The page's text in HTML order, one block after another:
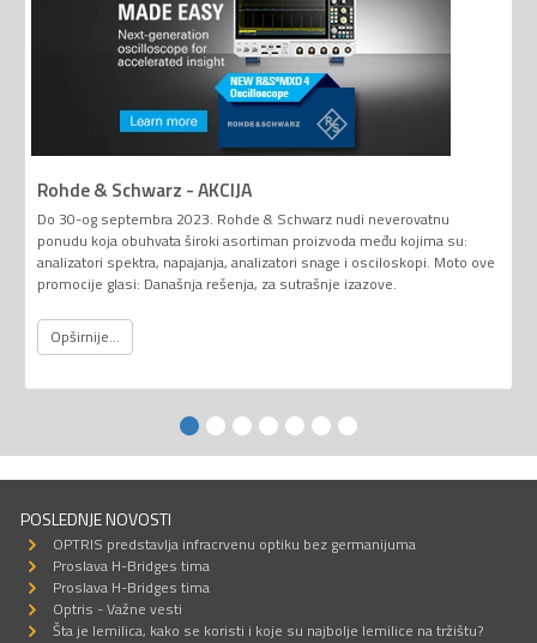
Rohde & Schwarz - AKCIJA
Do 30-og septembra 2023. Rohde & Schwarz nudi neverovatnu
ponudu koja obuhvata široki asortiman proizvoda među kojima su:
analizatori spektra, napajanja, analizatori snage i osciloskopi. Moto ove
promocije glasi: Današnja rešenja, za sutrašnje izazove.
Opširnije...
POSLEDNJE NOVOSTI
OPTRIS predstavlja infracrvenu optiku bez germanijuma
Proslava H-Bridges tima
Proslava H-Bridges tima
Optris - Važne vesti
Šta je lemilica, kako se koristi i koje su najbolje lemilice na tržištu?